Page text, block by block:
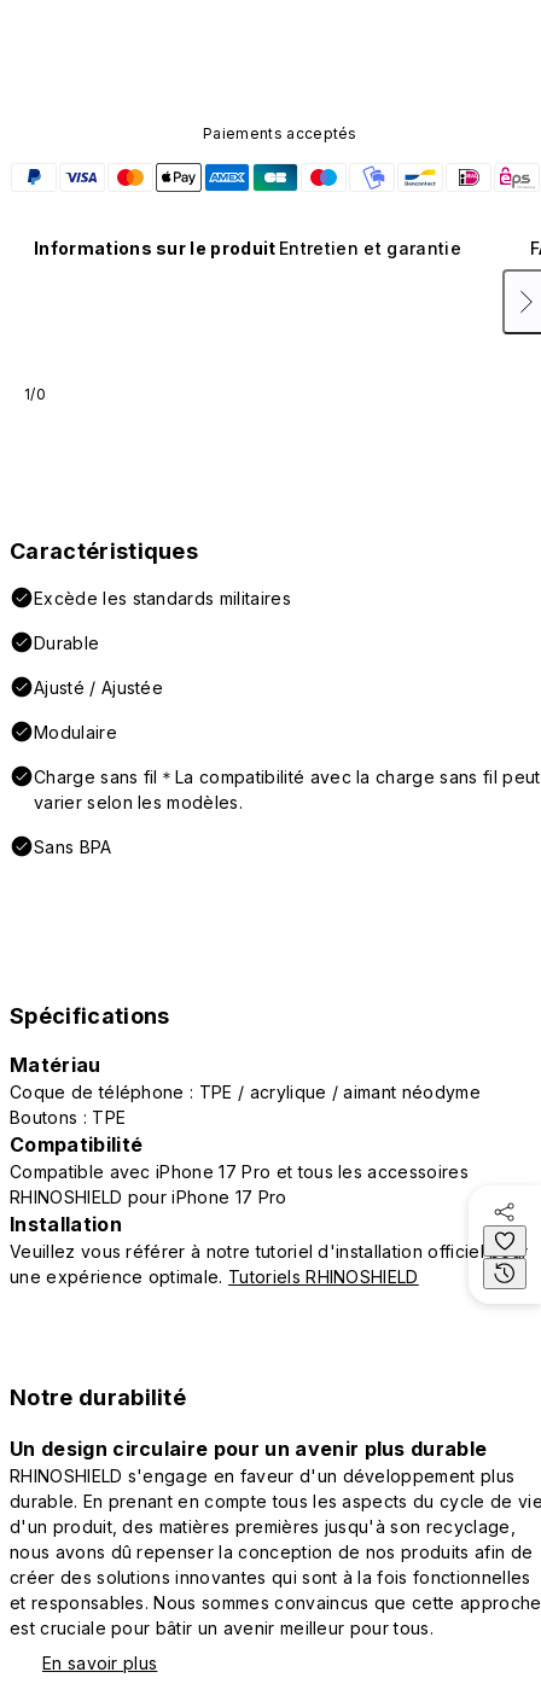
Paiements acceptés
Informations sur le produit Entretien et garantie
1/0
Caractéristiques
Excède les standards militaires
Durable
Ajusté / Ajustée
Modulaire
Charge sans fil＊La compatibilité avec la charge sans fil peut
varier selon les modèles.
Sans BPA
Spécifications
Matériau
Coque de téléphone : TPE / acrylique / aimant néodyme
Boutons : TPE
Compatibilité
Compatible avec iPhone 17 Pro et tous les accessoires
RHINOSHIELD pour iPhone 17 Pro
Installation
Veuillez vous référer à notre tutoriel d'installation officiel pour
une expérience optimale. Tutoriels RHINOSHIELD
Notre durabilité
Un design circulaire pour un avenir plus durable
RHINOSHIELD s'engage en faveur d'un développement plus
durable. En prenant en compte tous les aspects du cycle de
d'un produit, des matières premières jusqu'à son recyclage,
nous avons dû repenser la conception de nos produits afin de
créer des solutions innovantes qui sont à la fois fonctionnelles
et responsables. Nous sommes convaincus que cette approche
est cruciale pour bâtir un avenir meilleur pour tous.
En savoir plus